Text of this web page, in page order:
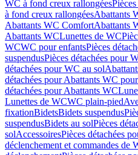
WC à fond creux rallongées
à fond creux rallongéesAbattants
Abattants WC ComfortAbattants
Abattants WCLunettes de WC
WCWC pour enfantsPièces
suspendusPièces détachées pour
détachées pour WC au sol
détachées pour Abattants WC
détachées pour Abattants WC
Lunettes de WCWC plain-pied
fixationBidetsBidets suspendus
suspendusBidets au solPièces
solAccessoiresPièces détachées
déclenchement et commandes de